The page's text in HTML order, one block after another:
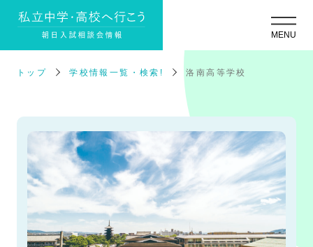
トップ 学校情報一覧・検索! 洛南高等学校